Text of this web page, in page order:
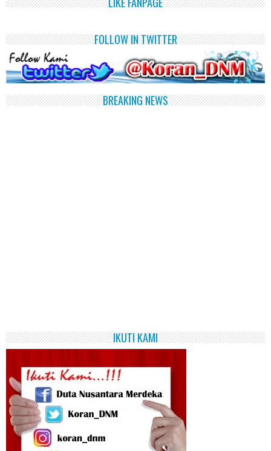
FOLLOW IN TWITTER
BREAKING NEWS
IKUTI KAMI